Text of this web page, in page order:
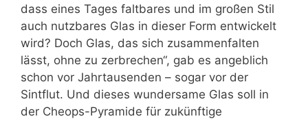
dass eines Tages faltbares und im großen Stil
auch nutzbares Glas in dieser Form entwickelt
wird? Doch Glas, das sich zusammenfalten
lässt, ohne zu zerbrechen“, gab es angeblich
schon vor Jahrtausenden – sogar vor der
Sintflut. Und dieses wundersame Glas soll in
der Cheops-Pyramide für zukünftige